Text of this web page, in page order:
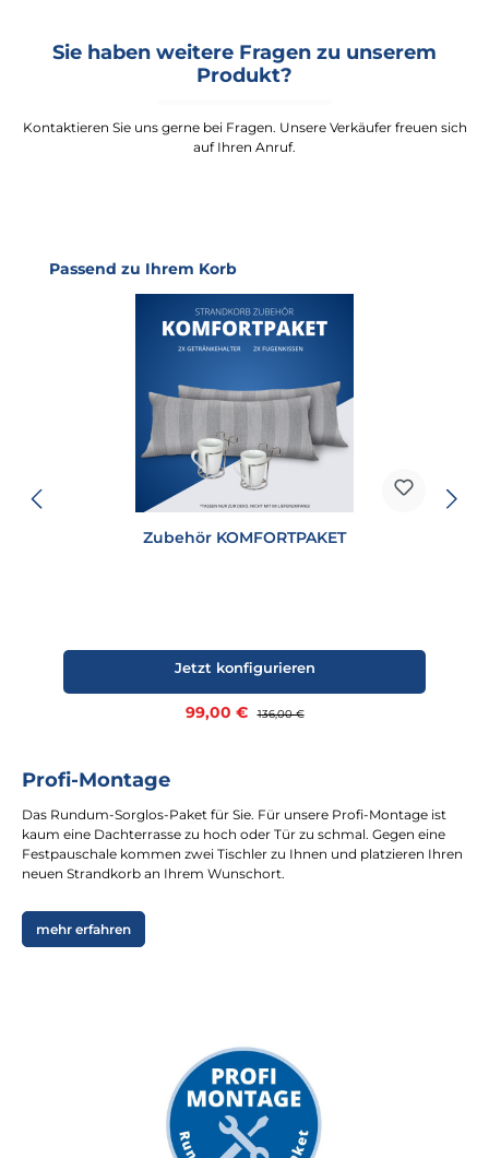
Sie haben weitere Fragen zu unserem
Produkt?
Kontaktieren Sie uns gerne bei Fragen. Unsere Verkäufer freuen sich
auf Ihren Anruf.
Produktgalerie überspringen
Passend zu Ihrem Korb
Zubehör KOMFORTPAKET
Verkaufspreis:
99,00 € Regulärer Preis:
136,00 €
Jetzt konfigurieren
Profi-Montage
Das Rundum-Sorglos-Paket für Sie. Für unsere Profi-Montage ist
kaum eine Dachterrasse zu hoch oder Tür zu schmal. Gegen eine
Festpauschale kommen zwei Tischler zu Ihnen und platzieren Ihren
neuen Strandkorb an Ihrem Wunschort.
mehr erfahren